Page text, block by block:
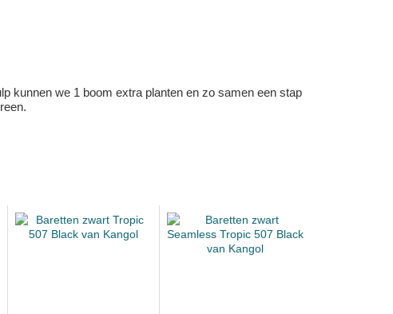
kunnen we 1 boom extra planten en zo samen een stap